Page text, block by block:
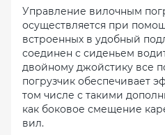
Управление вилочным
осуществляется при
встроенных в удобный
соединен с сиденьем
двойному джойстику все
погрузчик обеспечивает
том числе с такими
как боковое смещение
вил.